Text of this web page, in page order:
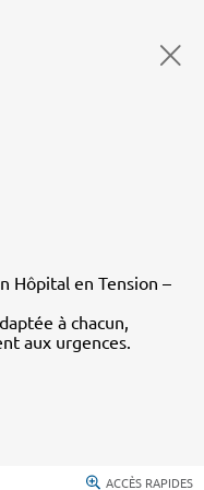
Hôpital en Tension –
à chacun,
aux urgences.
ACCÈS RAPIDES